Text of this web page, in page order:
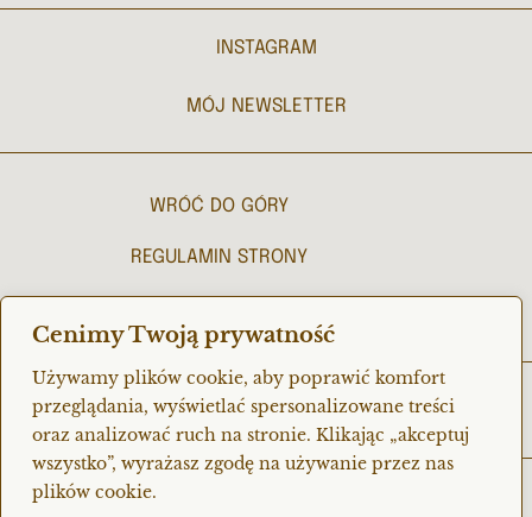
Cenimy Twoją prywatność
Używamy plików cookie, aby poprawić komfort
przeglądania, wyświetlać spersonalizowane treści
oraz analizować ruch na stronie. Klikając „akceptuj
wszystko”, wyrażasz zgodę na używanie przez nas
plików cookie.
INSTAGRAM
MÓJ NEWSLETTER
WRÓĆ DO GÓRY
REGULAMIN STRONY
© 2023 purnama